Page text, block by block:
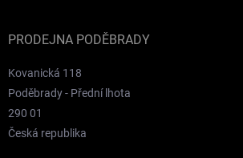
PRODEJNA PODĚBRADY
Kovanická 118
Poděbrady - Přední lhota
290 01
Česká republika